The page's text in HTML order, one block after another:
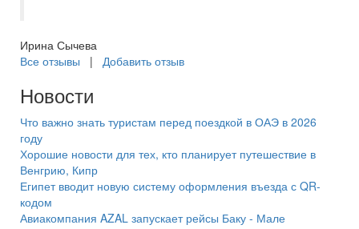
Ирина Сычева
Все отзывы | Добавить отзыв
Новости
Что важно знать туристам перед поездкой в ОАЭ в 2026
году
Хорошие новости для тех, кто планирует путешествие в
Венгрию, Кипр
Египет вводит новую систему оформления въезда с QR-
кодом
Авиакомпания AZAL запускает рейсы Баку - Мале